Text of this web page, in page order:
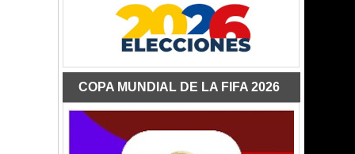
COPA MUNDIAL DE LA FIFA 2026